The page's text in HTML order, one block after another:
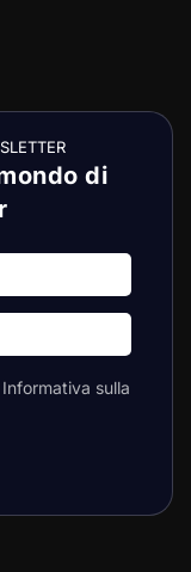
di
Informativa sulla